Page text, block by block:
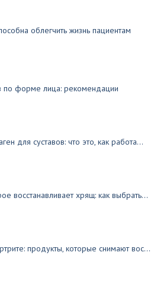
облегчить жизнь пациентам
по форме лица: рекомендации
для суставов: что это, как работа...
восстанавливает хрящ: как выбрать...
продукты, которые снимают вос...